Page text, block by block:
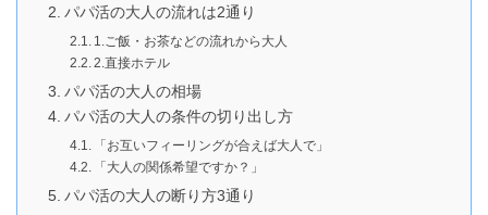
パパ活の大人の流れは2通り
1.ご飯・お茶などの流れから大人
2.直接ホテル
パパ活の大人の相場
パパ活の大人の条件の切り出し方
「お互いフィーリングが合えば大人で」
「大人の関係希望ですか？」
パパ活の大人の断り方3通り